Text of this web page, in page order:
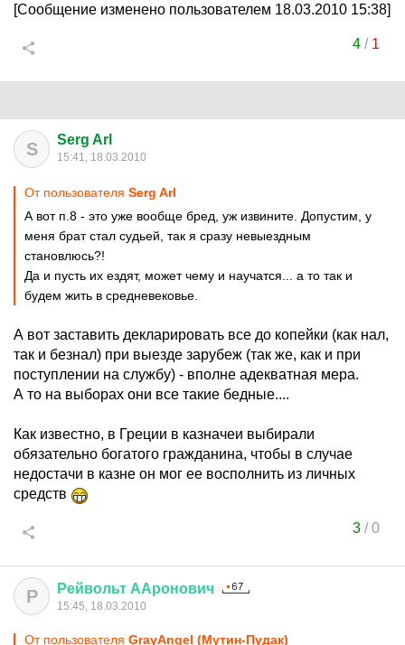
[Сообщение изменено пользователем 18.03.2010 15:38]
4/ 1
S Serg Arl
15:41, 18.03.2010
От пользователя Serg Arl
А вот п.8 - это уже вообще бред, уж извините. Допустим, у
меня брат стал судьей, так я сразу невыездным
становлюсь?!
Да и пусть их ездят, может чему и научатся... а то так и
будем жить в средневековье.
А вот заставить декларировать все до копейки (как нал,
так и безнал) при выезде зарубеж (так же, как и при
поступлении на службу) - вполне адекватная мера.
А то на выборах они все такие бедные....
Как известно, в Греции в казначеи выбирали
обязательно богатого гражданина, чтобы в случае
недостачи в казне он мог ее восполнить из личных
средств
3/0
Р Рейвольт ААронович
15:45, 18.03.2010
От пользователя GrауАngеl (Мутин-Пудак)